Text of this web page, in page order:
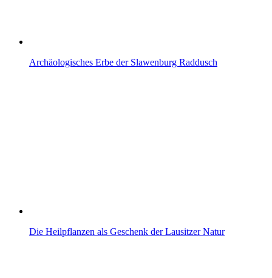
Archäologisches Erbe der Slawenburg Raddusch
Die Heilpflanzen als Geschenk der Lausitzer Natur